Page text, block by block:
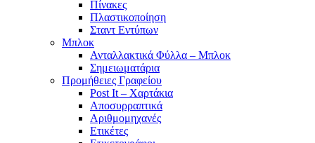
Πίνακες
Πλαστικοποίηση
Σταντ Εντύπων
Μπλοκ
Ανταλλακτικά Φύλλα – Μπλοκ
Σημειωματάρια
Προμήθειες Γραφείου
Post It – Χαρτάκια
Αποσυρραπτικά
Αριθμομηχανές
Ετικέτες